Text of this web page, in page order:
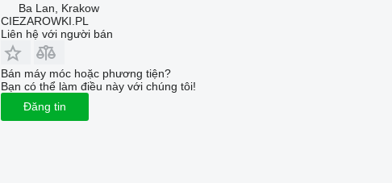
Ba Lan, Krakow
CIEZAROWKI.PL
Liên hệ với người bán
Bán máy móc hoặc phương tiện?
Bạn có thể làm điều này với chúng tôi!
Đăng tin